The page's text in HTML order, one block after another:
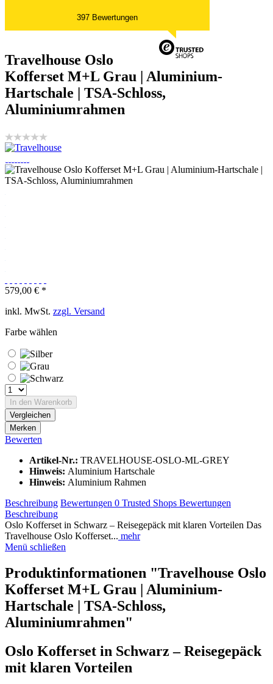
397 Bewertungen
Travelhouse Oslo
Kofferset M+L Grau | Aluminium-
Hartschale | TSA-Schloss,
Aluminiumrahmen
579,00 € *
inkl. MwSt. zzgl. Versand
Farbe wählen
In den Warenkorb
Vergleichen
Merken
Bewerten
Artikel-Nr.: TRAVELHOUSE-OSLO-ML-GREY
Hinweis: Aluminium Hartschale
Hinweis: Aluminium Rahmen
Beschreibung Bewertungen 0 Trusted Shops Bewertungen
Beschreibung
Oslo Kofferset in Schwarz – Reisegepäck mit klaren Vorteilen Das
Travelhouse Oslo Kofferset... mehr
Menü schließen
Produktinformationen "Travelhouse Oslo
Kofferset M+L Grau | Aluminium-
Hartschale | TSA-Schloss,
Aluminiumrahmen"
Oslo Kofferset in Schwarz – Reisegepäck
mit klaren Vorteilen